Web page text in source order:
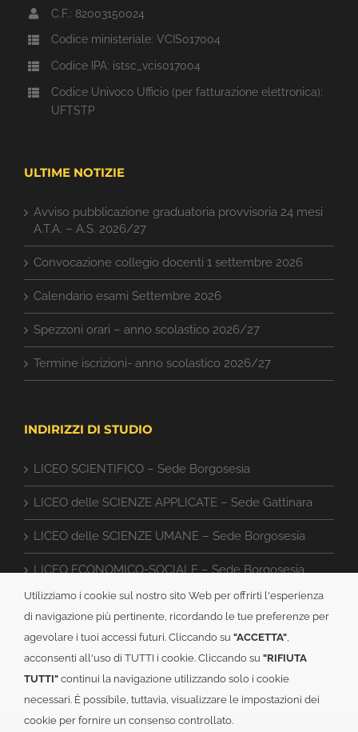
C.F.: 82003150024
Codice ministeriale: VCIS017004
Codice IPA: istsc_vcis017004
Codice Univoco Ufficio (per fatturazione elettronica):
UFTSTP
ULTIME NOTIZIE
Avviso pubblicazione graduatoria provvisoria 24 mesi
A.T.A. – A.S. 2026/27
Convocazione collegio docenti 1 settembre 2026
Calendario esami Settembre 2026
Spezzoni orari – anno scolastico 2026/27
Termine iscrizioni- anno scolastico 2026/27
INDIRIZZI DI STUDIO
LICEO SCIENTIFICO – Sede Borgosesia
LICEO delle SCIENZE APPLICATE – Sede Gattinara
LICEO delle SCIENZE UMANE – Sede Borgosesia
LICEO ECONOMICO-SOCIALE – Sede Borgosesia
ISTITUTO TECNICO CAT – Sede Gattinara
Utilizziamo i cookie sul nostro sito Web per offrirti l'esperienza
di navigazione più pertinente, ricordando le tue preferenze per
agevolare i tuoi accessi futuri. Cliccando su "ACCETTA"
acconsenti all'uso di TUTTI i cookie. Cliccando su "RIFIUTA
TUTTI"continui la navigazione utilizzando solo i cookie
necessari. È possibile, tuttavia, visualizzare le impostazioni dei
cookie per fornire un consenso controllato.